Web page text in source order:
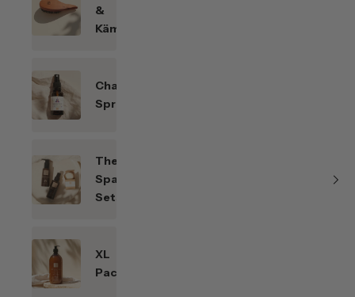
&
Kämme
Chakren-
Sprays
Themen-
Spar-
Sets
XL
Packungen